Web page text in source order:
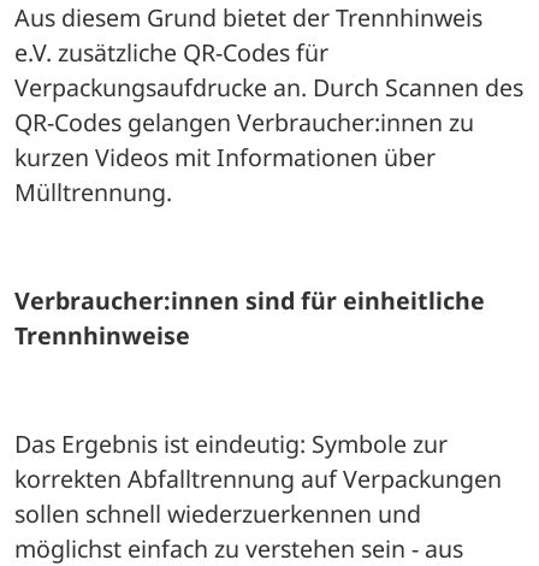
Aus diesem Grund bietet der Trennhinweis
e.V. zusätzliche QR-Codes für
Verpackungsaufdrucke an. Durch Scannen des
QR-Codes gelangen Verbraucher:innen zu
kurzen Videos mit Informationen über
Mülltrennung.
Verbraucher:innen sind für einheitliche
Trennhinweise
Das Ergebnis ist eindeutig: Symbole zur
korrekten Abfalltrennung auf Verpackungen
sollen schnell wiederzuerkennen und
möglichst einfach zu verstehen sein - aus